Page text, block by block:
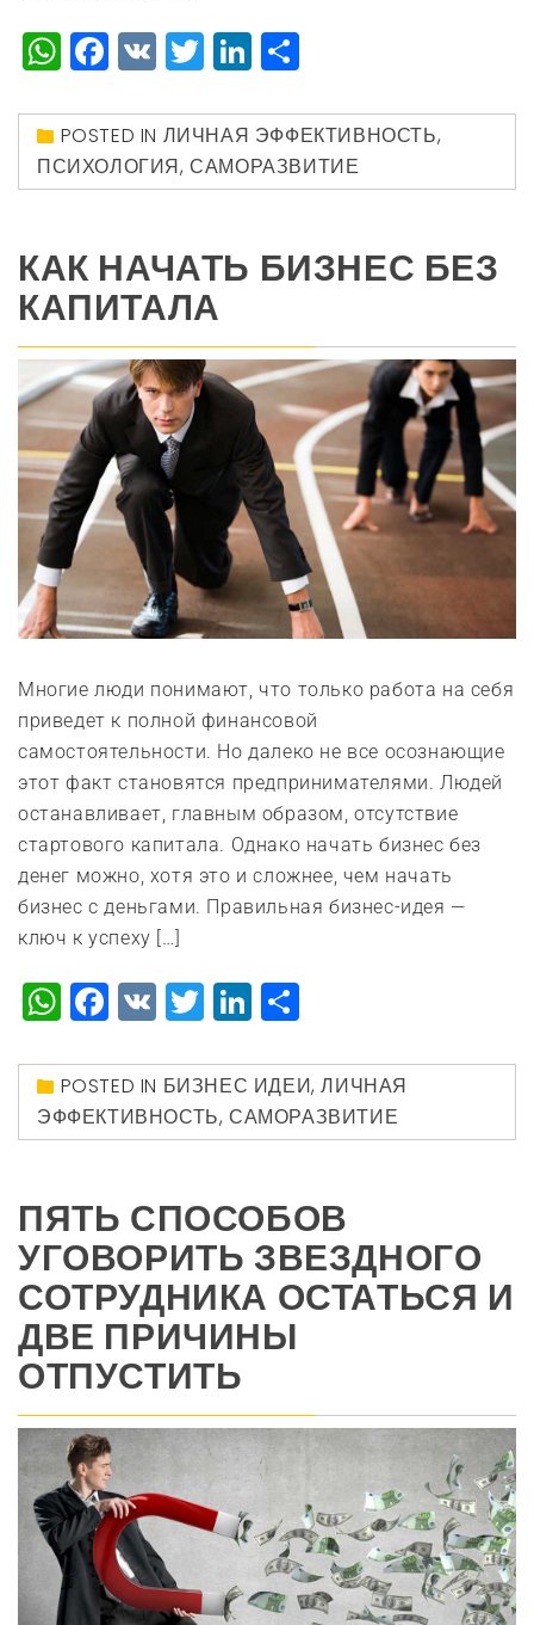
WhatsApp
Facebook
VK TwitterLinkedIn
POSTED IN ЛИЧНАЯ ЭФФЕКТИВНОСТЬ,
ПСИХОЛОГИЯ,САМОРАЗВИТИЕ
КАК НАЧАТЬ БИЗНЕС БЕЗ
КАПИТАЛА
Многие люди понимают, что только работа на себя
приведет к полной финансовой
самостоятельности. Но далеко не все осознающие
этот факт становятся предпринимателями. Людей
останавливает, главным образом, отсутствие
стартового капитала. Однако начать бизнес без
денег можно, хотя это и сложнее, чем начать
бизнес с деньгами. Правильная бизнес-идея —
ключ к успеху […]
WhatsApp
Facebook
VK TwitterLinkedIn
POSTED IN БИЗНЕС ИДЕИ,ЛИЧНАЯ
ЭФФЕКТИВНОСТЬ,САМОРАЗВИТИЕ
ПЯТЬ СПОСОБОВ
УГОВОРИТЬ ЗВЕЗДНОГО
СОТРУДНИКА ОСТАТЬСЯ И
ДВЕ ПРИЧИНЫ
ОТПУСТИТЬ